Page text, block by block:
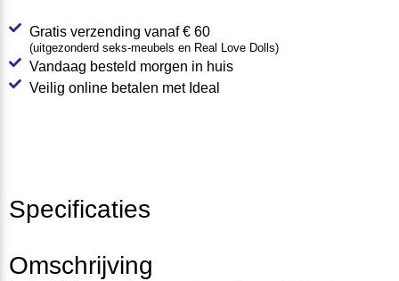
Gratis verzending vanaf € 60
(uitgezonderd seks-meubels en Real Love Dolls)
Vandaag besteld morgen in huis
Veilig online betalen met Ideal
Specificaties
Omschrijving